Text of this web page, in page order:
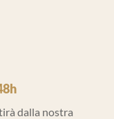
dalla nostra